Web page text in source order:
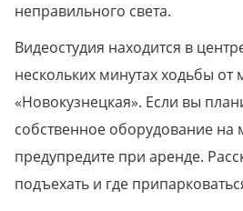
неправильного света.
Видеостудия находится в
нескольких минутах ходьбы от
«Новокузнецкая». Если вы
собственное оборудование
предупредите при аренде.
подъехать и где